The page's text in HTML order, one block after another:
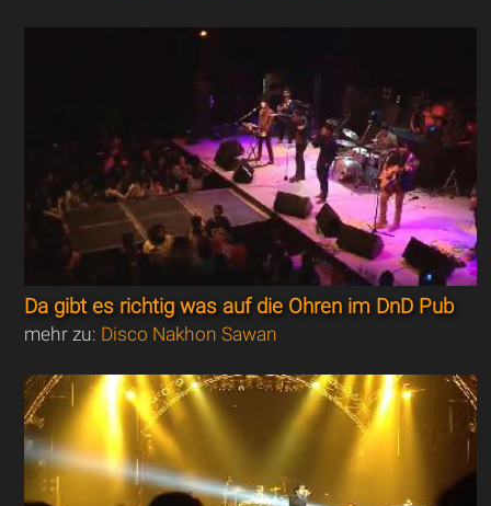
Da gibt es richtig was auf die Ohren im DnD Pub
mehr zu: Disco Nakhon Sawan